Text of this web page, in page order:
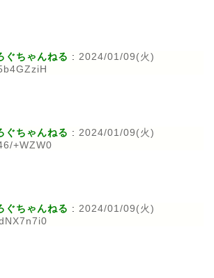
ぐちゃんねる : 2024/01/09(火)
ぐちゃんねる : 2024/01/09(火)
+WZW0
ぐちゃんねる : 2024/01/09(火)